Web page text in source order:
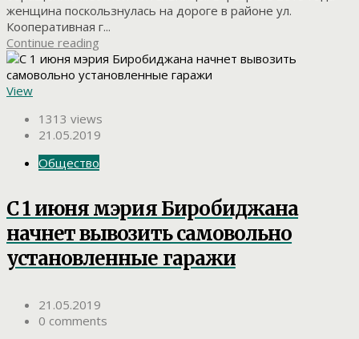
женщина поскользнулась на дороге в районе ул.
Кооперативная г...
Continue reading
View
1313 views
21.05.2019
Общество
С 1 июня мэрия Биробиджана
начнет вывозить самовольно
установленные гаражи
21.05.2019
0 comments